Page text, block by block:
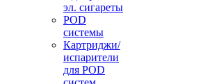
эл. сигареты
POD
системы
Картриджи/
испарители
для POD